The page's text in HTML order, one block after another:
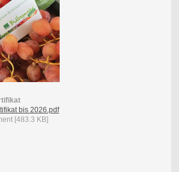
bis 2026.pdf
[483.3 KB]